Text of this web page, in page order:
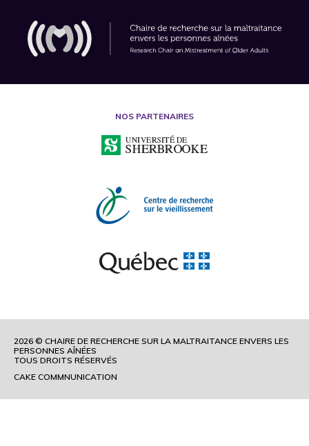
NOS PARTENAIRES
2026 © CHAIRE DE RECHERCHE SUR LA MALTRAITANCE ENVERS LES
PERSONNES AÎNÉES
TOUS DROITS RÉSERVÉS
CAKE COMMNUNICATION